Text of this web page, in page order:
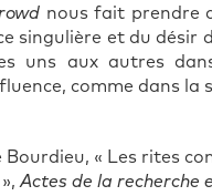
nous fait prendre
singulière et du désir
uns aux autres
comme dans la
Bourdieu, « Les rites
»,Actes de la recherche